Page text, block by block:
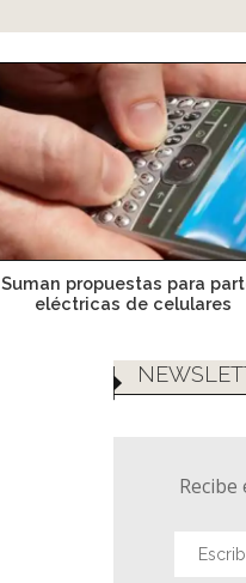
Suman propuestas para
eléctricas de celulares